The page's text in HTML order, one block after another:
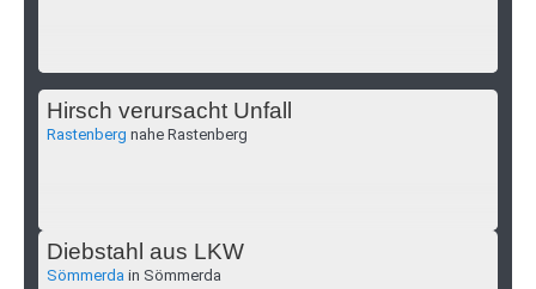
Hirsch verursacht Unfall
Rastenberg nahe Rastenberg
Diebstahl aus LKW
Sömmerda in Sömmerda